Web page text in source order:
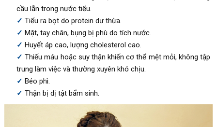
cầu lẫn trong nước tiểu.
Tiểu ra bọt do protein dư thừa.
Mặt, tay chân, bụng bị phù do tích nước.
Huyết áp cao, lượng cholesterol cao.
Thiếu máu hoặc suy thận khiến cơ thể mệt mỏi, không tập
trung làm việc và thường xuyên khó chịu.
Béo phì.
Thận bị dị tật bẩm sinh.